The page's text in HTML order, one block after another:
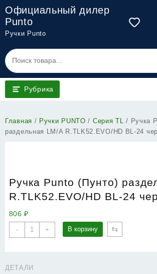
Перейти
содержимому
Официальный дилер
Punto
Ручки Punto
Рубрика
Главная / Ручки PUNTO / Серия TL / Ручка
раздельная LM/A R.TLK52.EVO/HD BL-24
Ручка Punto (Пунто)
R.TLK52.EVO/HD BL-24
806₽
-
Количество
товара
(Пунто)
+ В корзину ⇆
ДЕТАЛИ